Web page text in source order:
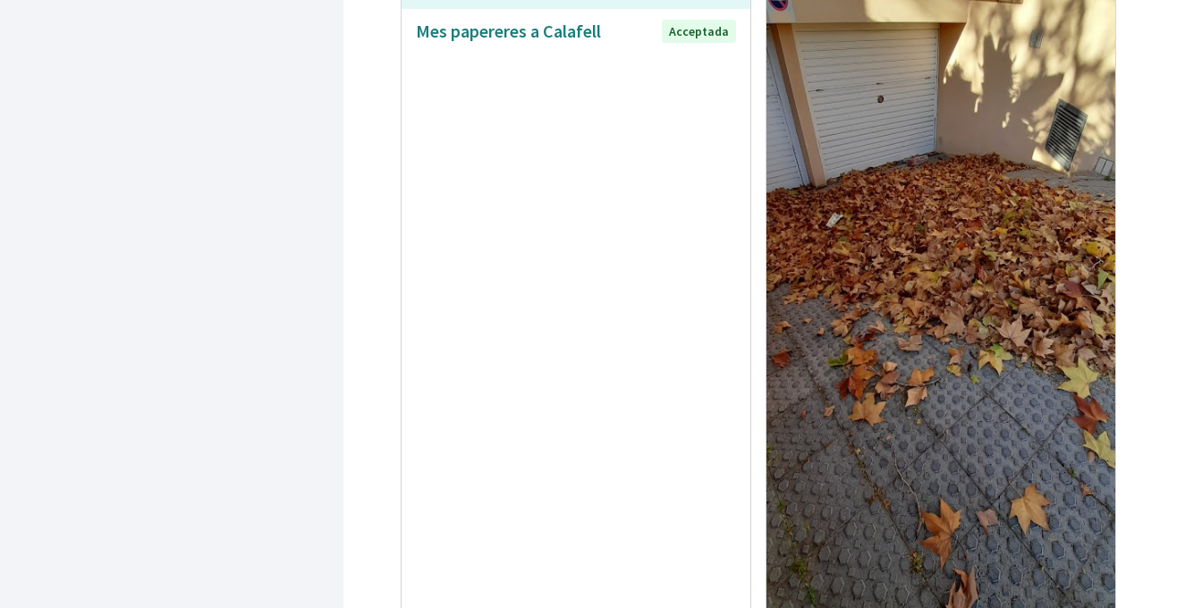
Mes papereres a Calafell Acceptada